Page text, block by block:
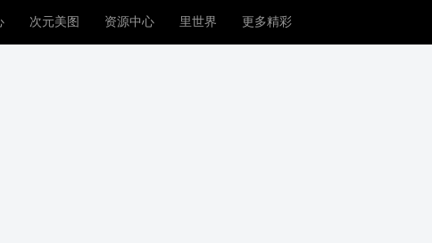
次元美图 资源中心 里世界 更多精彩